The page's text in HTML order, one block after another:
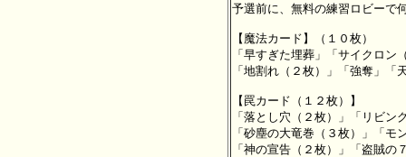
予選前に、無料の練習ロビーで
【魔法カード】（１０枚）
「早すぎた埋葬」「サイクロ
「地割れ（２枚）」「強奪」
【罠カード（１２枚）】
「落とし穴（２枚）」「リビン
「砂塵の大竜巻（３枚）」「モ
「神の宣告（２枚）」「盗賊